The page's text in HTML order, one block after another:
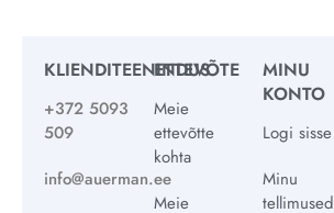
KLIENDITEENINDUS
+372 5093
509
info@auerman.ee
ETTEVÕTE
Meie
ettevõtte
kohta
Meie
MINU
KONTO
Logi sisse
Minu
tellimused